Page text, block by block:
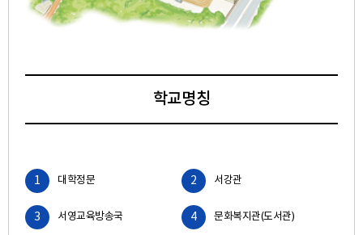
학교명칭
1 대학정문 2 서강관
3 서영교육방송국 4 문화복지관(도서관)